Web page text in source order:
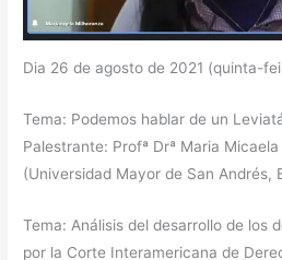
Dia 26 de agosto de 2021 (quinta-
Tema: Podemos hablar de un
Palestrante: Profª Drª Maria
(Universidad Mayor de San Andrés,
Tema: Análisis del desarrollo de los
por la Corte Interamericana de